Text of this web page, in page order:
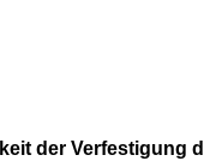
der Verfestigung